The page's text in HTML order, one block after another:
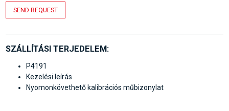
SEND REQUEST
SZÁLLÍTÁSI TERJEDELEM:
P4191
Kezelési leírás
Nyomonkövethető kalibrációs műbizonylat